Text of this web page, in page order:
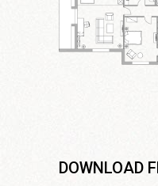
DOWNLOAD